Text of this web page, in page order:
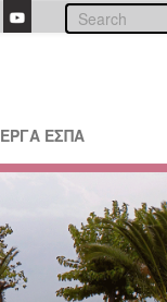
ΕΡΓΑ ΕΣΠΑ